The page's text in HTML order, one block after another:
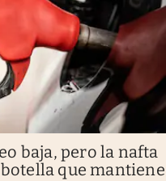
baja, pero la nafta
que mantiene